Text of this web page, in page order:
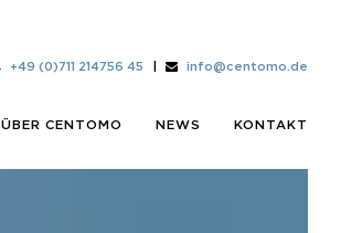
+49 (0)711 214756 45 info@centomo.de
ÜBER CENTOMO NEWS KONTAKT